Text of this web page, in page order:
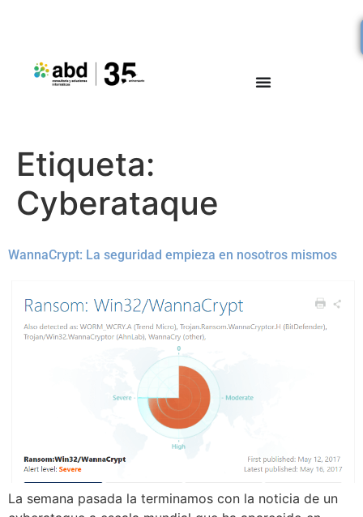
Etiqueta:
Cyberataque
WannaCrypt: La seguridad empieza en nosotros mismos
La semana pasada la terminamos con la noticia de un